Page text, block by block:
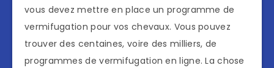
vous devez mettre en place un programme de
vermifugation pour vos chevaux. Vous pouvez
trouver des centaines, voire des milliers, de
programmes de vermifugation en ligne. La chose